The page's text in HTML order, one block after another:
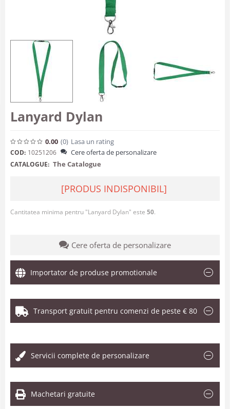
Lanyard Dylan
0.00 (0) Lasa un rating
COD: 10251206 Cere oferta de personalizare
CATALOGUE: The Catalogue
[PRODUS INDISPONIBIL]
Cantitatea minima pentru "Lanyard Dylan" este 50.
Cere oferta de personalizare
Importator de produse promotionale
Transport gratuit pentru comenzi de peste € 80
Servicii complete de personalizare
Machetari gratuite